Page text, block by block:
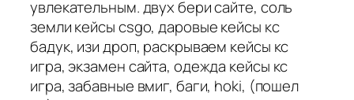
увлекательным. двух бери сайте, соль
земли кейсы csgo, даровые кейсы кс
бадук, изи дроп, раскрываем кейсы кс
игра, экзамен сайта, одежда кейсы кс
игра, забавные вмиг, баги, hoki, (пошел